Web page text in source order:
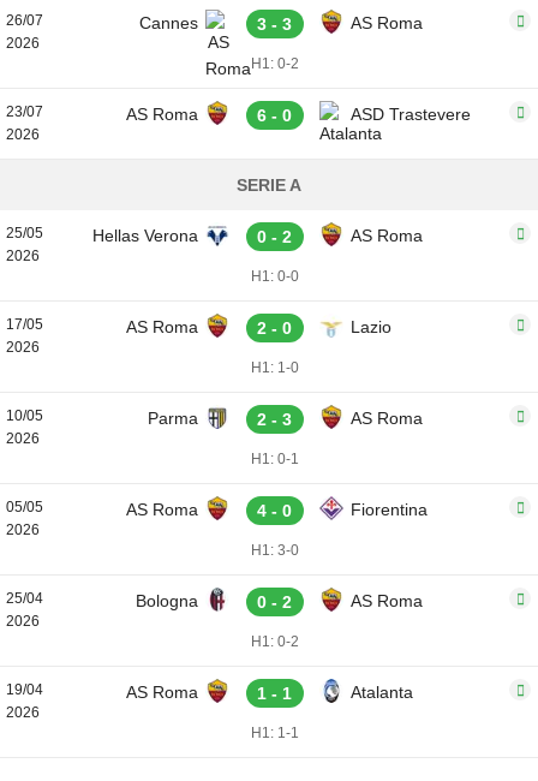
26/07
2026
Cannes 3 - 3 AS Roma
H1: 0-2
23/07
2026
AS Roma 6 - 0 ASD Trastevere
SERIE A
25/05
2026
Hellas Verona 0 - 2 AS Roma
H1: 0-0
17/05
2026
AS Roma 2 - 0 Lazio
H1: 1-0
10/05
2026
Parma 2 - 3 AS Roma
H1: 0-1
05/05
2026
AS Roma 4 - 0 Fiorentina
H1: 3-0
25/04
2026
Bologna 0 - 2 AS Roma
H1: 0-2
19/04
2026
AS Roma 1 - 1 Atalanta
H1: 1-1